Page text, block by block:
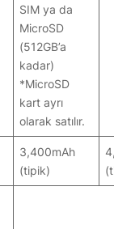
SIM ya da
MicroSD
(512GB’a
kadar)
*MicroSD
kart ayrı
olarak satılır.
3,400mAh
(tipik)